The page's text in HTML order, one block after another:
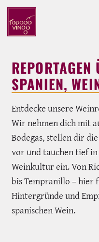
REPORTAGEN
SPANIEN,
Entdecke unsere
Wir nehmen dich mit
Bodegas, stellen dir
vor und tauchen tief in
Weinkultur ein. Von
bis Tempranillo – hier
Hintergründe und
spanischen Wein.